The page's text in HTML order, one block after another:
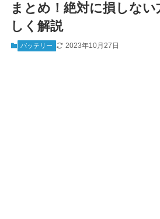
まとめ！絶対に損しな
しく解説
バッテリー 2023年10月27日